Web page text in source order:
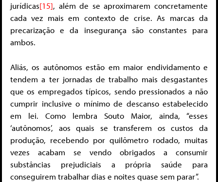
jurídicas[15], além de se aproximarem concretamente
cada vez mais em contexto de crise. As marcas da
precarização e da insegurança são constantes para
ambos.
Aliás, os autônomos estão em maior endividamento e
tendem a ter jornadas de trabalho mais desgastantes
que os empregados típicos, sendo pressionados a não
cumprir inclusive o mínimo de descanso estabelecido
em lei. Como lembra Souto Maior, ainda, “esses
‘autônomos’, aos quais se transferem os custos da
produção, recebendo por quilômetro rodado, muitas
vezes acabam se vendo obrigados a consumir
substâncias prejudiciais a própria saúde para
conseguirem trabalhar dias e noites quase sem parar”.